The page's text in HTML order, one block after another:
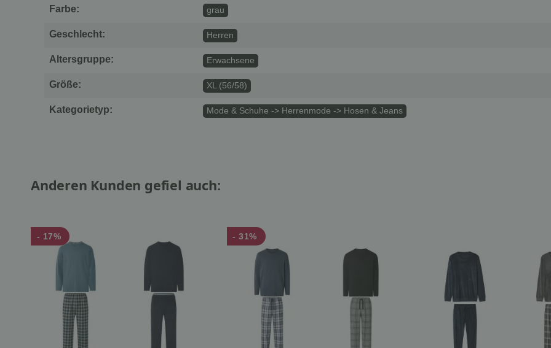
Farbe: grau
Geschlecht: Herren
Altersgruppe: Erwachsene
Größe: XL (56/58)
Kategorietyp: Mode & Schuhe -> Herrenmode -> Hosen & Jeans
Anderen Kunden gefiel auch:
- 17% - 31%